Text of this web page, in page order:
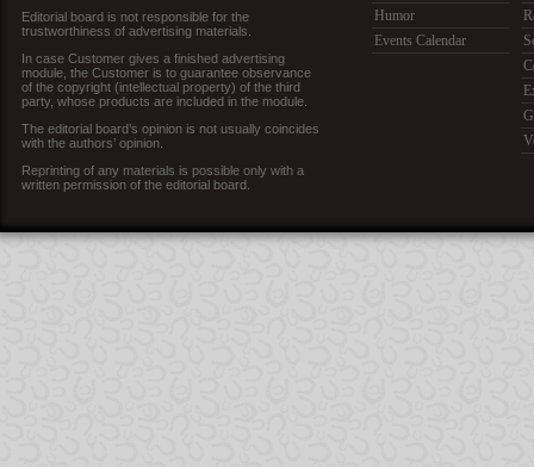
Editorial board is not responsible for the
trustworthiness of advertising materials.
In case Customer gives a finished advertising
module, the Customer is to guarantee observance
of the copyright (intellectual property) of the third
party, whose products are included in the module.
The editorial board’s opinion is not usually coincides
with the authors’ opinion.
Reprinting of any materials is possible only with a
written permission of the editorial board.
Humor
Events Calendar